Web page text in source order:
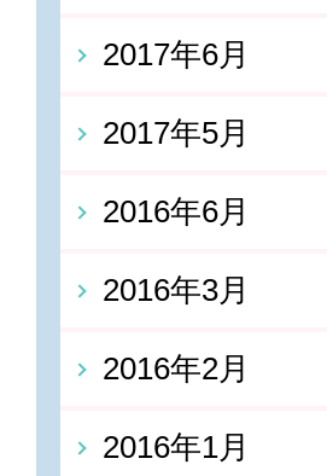
2017年6月
2017年5月
2016年6月
2016年3月
2016年2月
2016年1月